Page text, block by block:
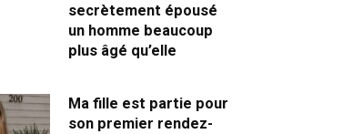
secrètement épousé
un homme beaucoup
plus âgé qu’elle
Ma fille est partie pour
son premier rendez-